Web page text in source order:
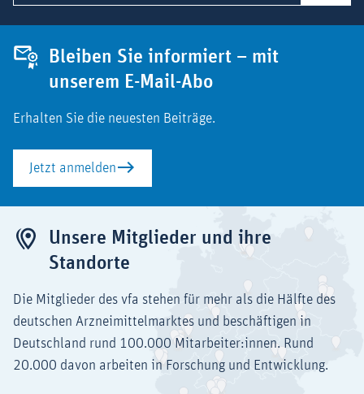
Bleiben Sie informiert – mit
unserem E-Mail-Abo
Erhalten Sie die neuesten Beiträge.
Jetzt anmelden
Unsere Mitglieder und ihre
Standorte
Die Mitglieder des vfa stehen für mehr als die Hälfte des
deutschen Arzneimittelmarktes und beschäftigen in
Deutschland rund 100.000 Mitarbeiter:innen. Rund
20.000 davon arbeiten in Forschung und Entwicklung.